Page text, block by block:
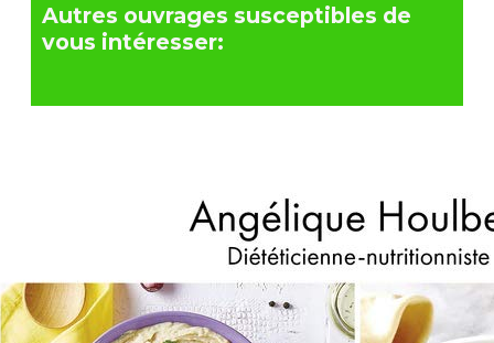
Autres ouvrages susceptibles de
vous intéresser: